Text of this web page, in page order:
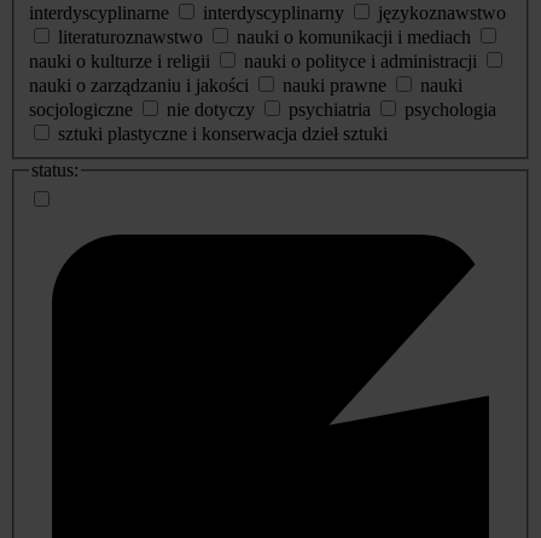
interdyscyplinarne
interdyscyplinarny
językoznawstwo
literaturoznawstwo
nauki o komunikacji i mediach
nauki o kulturze i religii
nauki o polityce i administracji
nauki o zarządzaniu i jakości
nauki prawne
nauki
socjologiczne
nie dotyczy psychiatria
psychologia
sztuki plastyczne i konserwacja dzieł sztuki
status: